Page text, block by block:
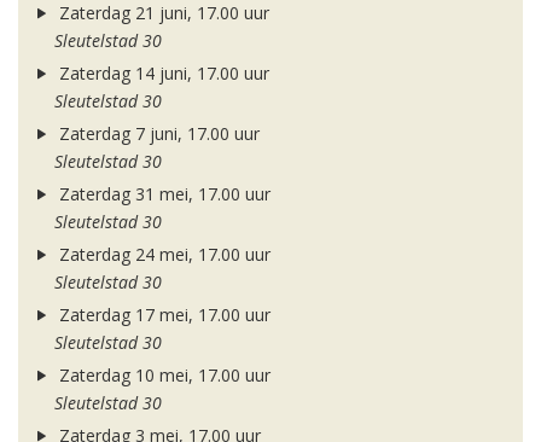
Zaterdag 21 juni, 17.00 uur
Sleutelstad 30
Zaterdag 14 juni, 17.00 uur
Sleutelstad 30
Zaterdag 7 juni, 17.00 uur
Sleutelstad 30
Zaterdag 31 mei, 17.00 uur
Sleutelstad 30
Zaterdag 24 mei, 17.00 uur
Sleutelstad 30
Zaterdag 17 mei, 17.00 uur
Sleutelstad 30
Zaterdag 10 mei, 17.00 uur
Sleutelstad 30
Zaterdag 3 mei, 17.00 uur